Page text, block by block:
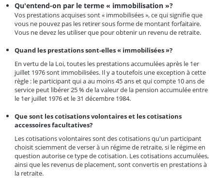
Qu'entend-on par le terme « immobilisation »?
Vos prestations acquises sont « immobilisées », ce qui signifie que
vous ne pouvez pas les retirer sous forme de montant forfaitaire.
Vous ne devez les utiliser que pour obtenir un revenu de retraite.
Quand les prestations sont-elles « immobilisées »?
En vertu de la Loi, toutes les prestations accumulées après le 1er
juillet 1976 sont immobilisées. Il y a toutefois une exception à cette
règle : le participant qui a au moins 45 ans et qui compte 10 ans de
service peut libérer 25 % de la valeur de la pension accumulée entre
le 1er juillet 1976 et le 31 décembre 1984.
Que sont les cotisations volontaires et les cotisations
accessoires facultatives?
Les cotisations volontaires sont des cotisations qu'un participant
choisit sciemment de verser à un régime de retraite, si le régime en
question autorise ce type de cotisation. Les cotisations accumulées,
ainsi que les revenus de placement, sont convertis en prestations à
la retraite.